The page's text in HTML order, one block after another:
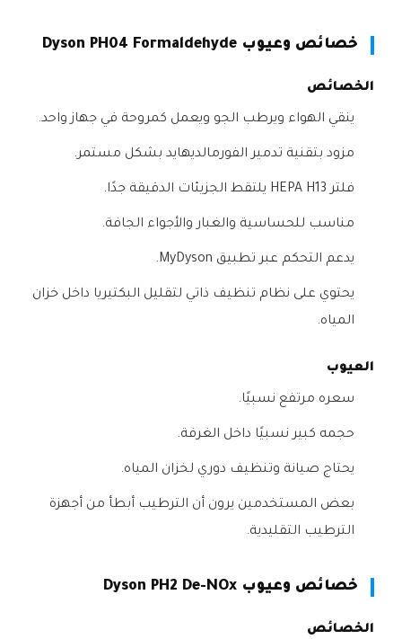
خصائص وعيوب Dyson PH04 Formaldehyde
الخصائص
ينقي الهواء ويرطب الجو ويعمل كمروحة في جهاز واحد.
مزود بتقنية تدمير الفورمالديهايد بشكل مستمر.
فلتر HEPA H13 يلتقط الجزيئات الدقيقة جدًا.
مناسب للحساسية والغبار والأجواء الجافة.
يدعم التحكم عبر تطبيق MyDyson.
يحتوي على نظام تنظيف ذاتي لتقليل البكتيريا داخل خزان
المياه.
العيوب
سعره مرتفع نسبيًا.
حجمه كبير نسبيًا داخل الغرفة.
يحتاج صيانة وتنظيف دوري لخزان المياه.
بعض المستخدمين يرون أن الترطيب أبطأ من أجهزة
الترطيب التقليدية.
خصائص وعيوب Dyson PH2 De-NOx
الخصائص